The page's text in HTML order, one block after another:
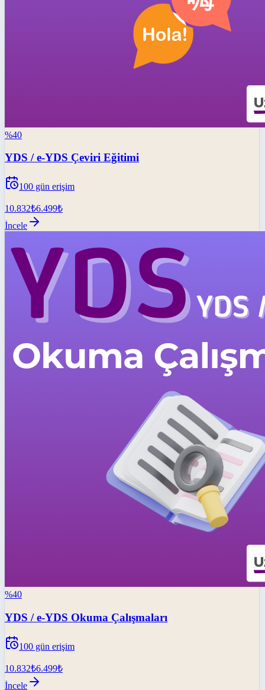
%40
YDS / e-YDS Çeviri Eğitimi
100 gün erişim
10.832₺6.499₺
İncele
%40
YDS / e-YDS Okuma Çalışmaları
100 gün erişim
10.832₺6.499₺
İncele